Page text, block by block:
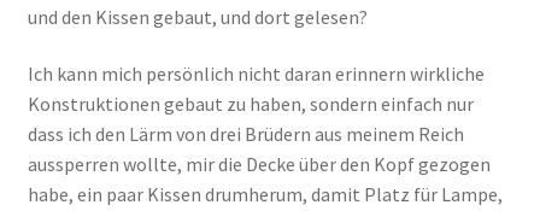
und den Kissen gebaut, und dort gelesen?
Ich kann mich persönlich nicht daran erinnern wirkliche
Konstruktionen gebaut zu haben, sondern einfach nur
dass ich den Lärm von drei Brüdern aus meinem Reich
aussperren wollte, mir die Decke über den Kopf gezogen
habe, ein paar Kissen drumherum, damit Platz für Lampe,